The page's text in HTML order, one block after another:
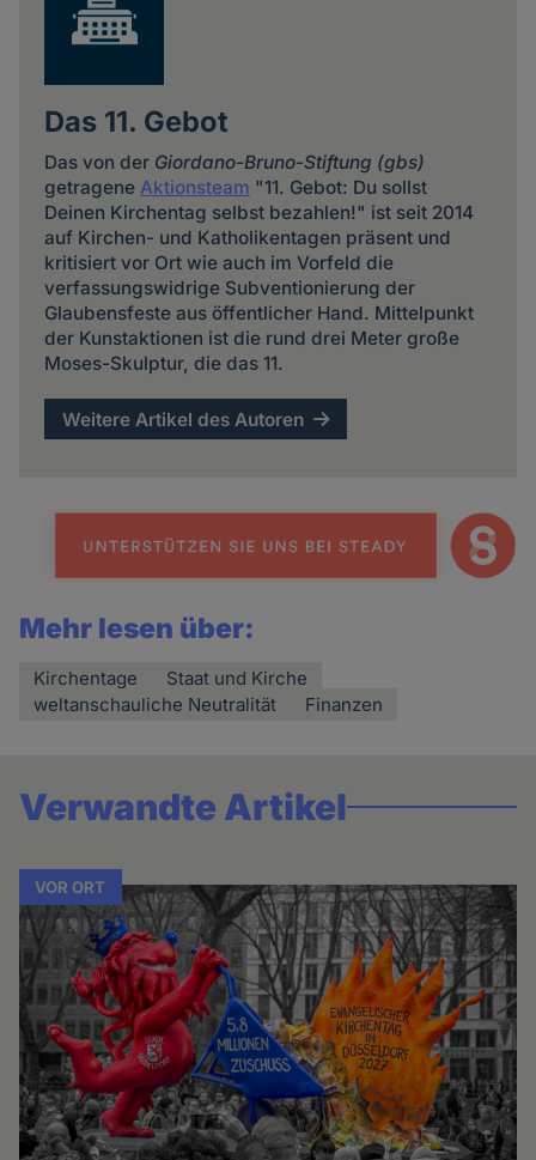
Das 11. Gebot
Das von der Giordano-Bruno-Stiftung (gbs)
getragene Aktionsteam "11. Gebot: Du sollst
Deinen Kirchentag selbst bezahlen!" ist seit 2014
auf Kirchen- und Katholikentagen präsent und
kritisiert vor Ort wie auch im Vorfeld die
verfassungswidrige Subventionierung der
Glaubensfeste aus öffentlicher Hand. Mittelpunkt
der Kunstaktionen ist die rund drei Meter große
Moses-Skulptur, die das 11.
Weitere Artikel des Autoren
Mehr lesen über:
Kirchentage
Staat und Kirche
weltanschauliche Neutralität
Finanzen
Verwandte Artikel
VOR ORT